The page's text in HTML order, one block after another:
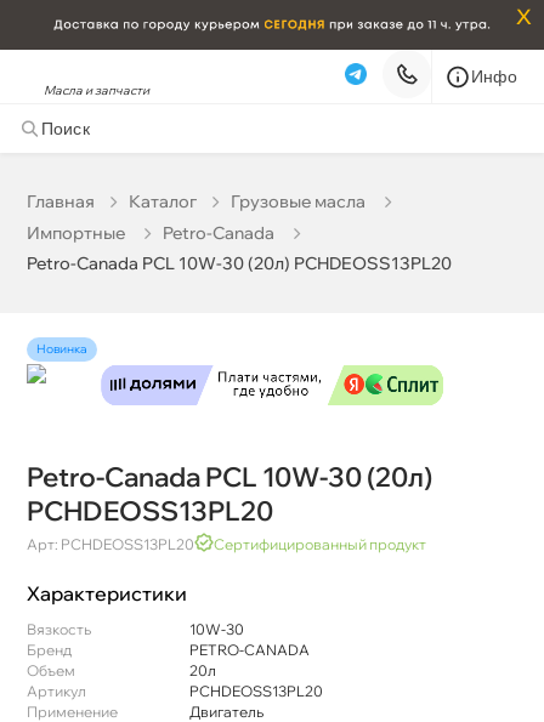
x
Масла и запчасти
Инфо
Главная Катало
Грузовые масла
Импортные
Petro-Canada
Petro-Canada PCL 10W-30 (20л) PCHDEOSS13PL20
Новинка
Petro-Canada PCL 10W-30 (20л)
PCHDEOSS13PL20
Арт: PCHDEOSS13PL20 Сертифицированный продукт
Характеристики
язкость
10W-30
Бренд
PETRO-CANADA
Объем
20л
Артикул
PCHDEOSS13PL20
Применение
Двигатель
Бесплатная Сегодня, 06.08 (при заказе от 2000₽)
Самовывоз
Карта Список